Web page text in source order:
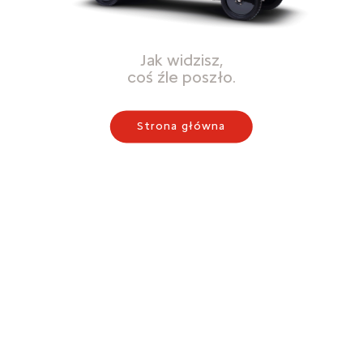
Jak widzisz,
coś źle poszło.
Strona główna